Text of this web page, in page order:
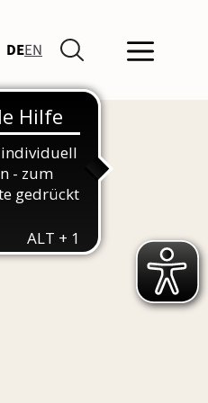
DEEN
auch